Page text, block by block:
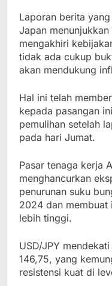
Laporan berita
Japan
mengakhiri
tidak ada cukup
akan mendukung
Hal ini telah
kepada pasangan
pemulihan setelah
pada hari Jumat.
Pasar tenaga kerja
menghancurkan
penurunan suku
2024 dan membuat
lebih tinggi.
USD/JPY
146,75, yang
resistensi kuat di